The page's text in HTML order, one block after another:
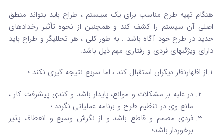
هنگام تهیه طرح مناسب برای یک سیستم ، طراح باید بتواند منطق
اصلی آن سیستم را کشف کند و همچنین از نحوه تأثیر رخدادهای
جدید در طرح خود آگاه باشد . به طور کلی ، هر تحللیگر و طراح باید
دارای ویژگیهای فردی و رفتاری مهم ذیل باشد:
1.از اظهارنظر دیگران استقبال کند ، اما سریع نتیجه گیری نکند ؛
در غلبه بر مشکلات و موانع، پایدار باشد و کندی پیشرفت کار ،
مانع وی در تنظیم طرح و برنامه عملیاتی نگردد ؛
فردی مصمم و قاطع باشد و از نگرش وسیع و انعطاف پذیر
برخوردار باشد؛